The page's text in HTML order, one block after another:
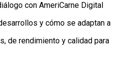
con AmeriCarne Digital
y cómo se adaptan a
de rendimiento y calidad para